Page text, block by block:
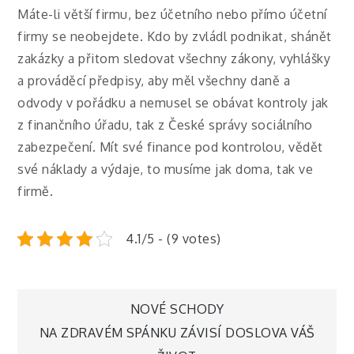
Máte-li větší firmu, bez účetního nebo přímo účetní
firmy se neobejdete. Kdo by zvládl podnikat, shánět
zakázky a přitom sledovat všechny zákony, vyhlášky
a prováděcí předpisy, aby měl všechny daně a
odvody v pořádku a nemusel se obávat kontroly jak
z finančního úřadu, tak z České správy sociálního
zabezpečení. Mít své finance pod kontrolou, vědět
své náklady a výdaje, to musíme jak doma, tak ve
firmě.
4.1/5 - (9 votes)
NavigaceNOVÉ SCHODY
NA ZDRAVÉM SPÁNKU ZÁVISÍ DOSLOVA VÁŠ